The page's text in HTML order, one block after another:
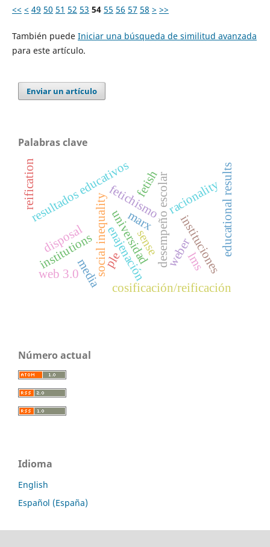
<< < 49 50 51 52 53 54 55 56 57 58 > >>
También puede Iniciar una búsqueda de similitud avanzada
para este artículo.
Enviar un artículo
Palabras clave
universidad
fetichismo
resultados educativos desempeño escolar
social inequality racionality
weber
institutions instituciones
fetish
disposal
reification
enajenación
cosificación/reificación
marx educational results
mediaple lms
web 3.0
sense
Número actual
Idioma
English
Español (España)